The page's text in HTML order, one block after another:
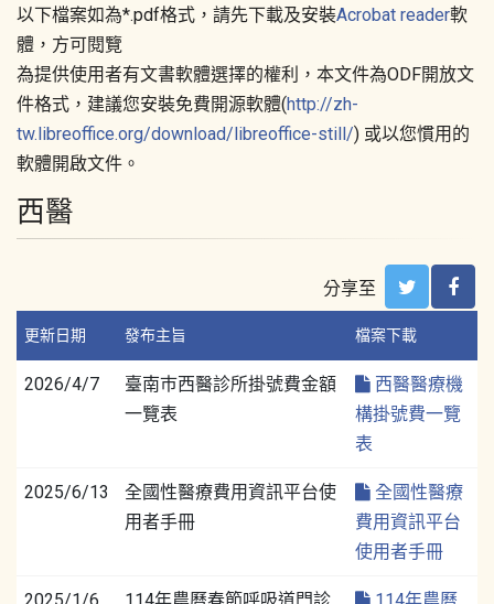
以下檔案如為*.pdf格式，請先下載及安裝Acrobat reader軟
體，方可閱覽
為提供使用者有文書軟體選擇的權利，本文件為ODF開放文
件格式，建議您安裝免費開源軟體(http://zh-
tw.libreoffice.org/download/libreoffice-still/) 或以您慣用的
軟體開啟文件。
西醫
分享至
更新日期 發布主旨 檔案下載
2026/4/7
臺南巿西醫診所掛號費金額
一覽表
西醫醫療機
構掛號費一覽
表
2025/6/13
全國性醫療費用資訊平台使
用者手冊
全國性醫療
費用資訊平台
使用者手冊